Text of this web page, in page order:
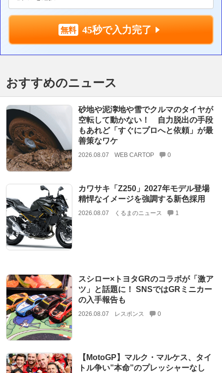
45秒で入力完了
おすすめのニュース
砂地や泥濘地や雪でクルマのタイヤが
空転して動かない！ 自力脱出の手段
もあれど「すぐにプロへと依頼」が最
善策なワケ
2026.08.07 WEB CARTOP 0
カワサキ「Z250」2027年モデル登場
精悍なイメージを強調する新色採用
2026.08.07 くるまのニュース 1
スシロー×トヨタGRのコラボが「激ア
ツ」と話題に！ SNSではGRミニカー
の入手報告も
2026.08.07 レスポンス 0
【MotoGP】マルク・マルケス、タイ
トル争い”本命”のプレッシャーなし